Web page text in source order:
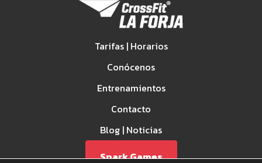
Tarifas | Horarios
Conócenos
Entrenamientos
Contacto
Blog | Noticias
Spark Games